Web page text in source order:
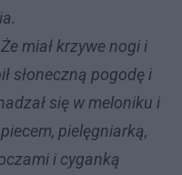
miał krzywe nogi i
słoneczną pogodę i
się w meloniku i
pielęgniarką,
i cyganką